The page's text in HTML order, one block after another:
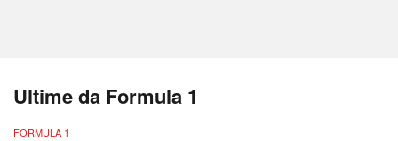
Ultime da Formula 1
FORMULA 1